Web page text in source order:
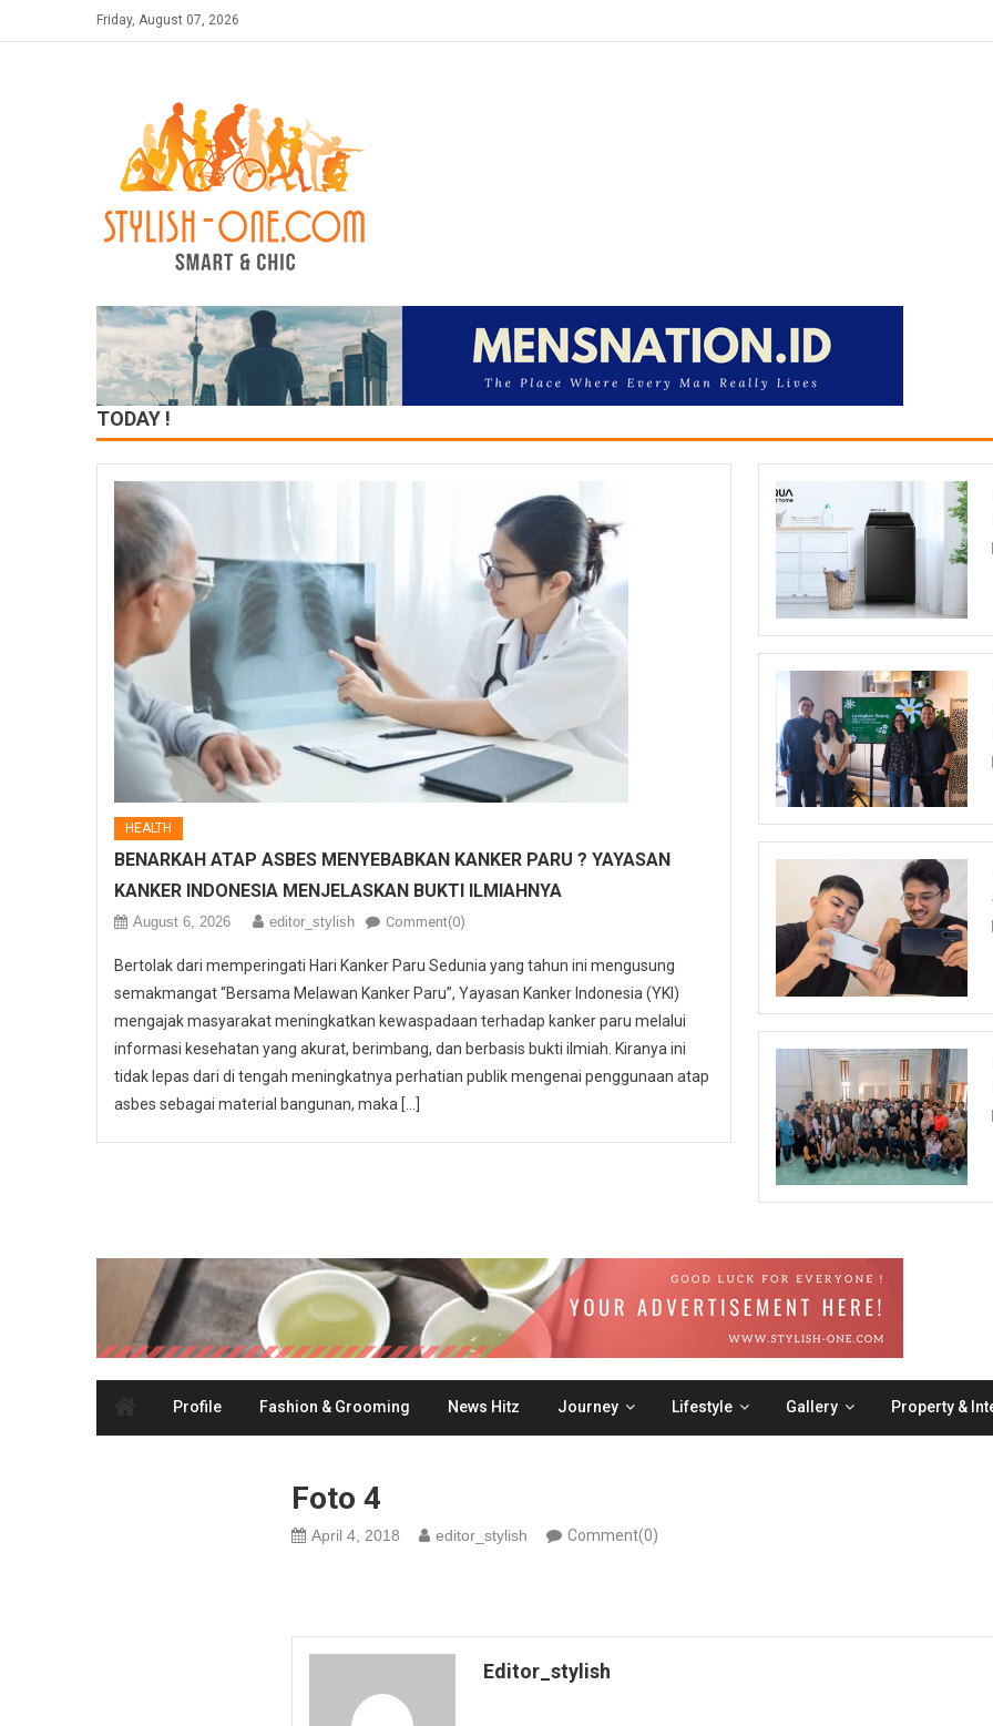
to
Friday, August 07, 2026
TODAY !
HEALTH
BENARKAH ATAP ASBES MENYEBABKAN KANKER PARU ? YAYASAN
KANKER INDONESIA MENJELASKAN BUKTI ILMIAHNYA
August 6, 2026 editor_stylish Comment(0)
Bertolak dari memperingati Hari Kanker Paru Sedunia yang tahun ini mengusung
semakmangat “Bersama Melawan Kanker Paru”, Yayasan Kanker Indonesia (YKI)
mengajak masyarakat meningkatkan kewaspadaan terhadap kanker paru melalui
informasi kesehatan yang akurat, berimbang, dan berbasis bukti ilmiah. Kiranya ini
tidak lepas dari di tengah meningkatnya perhatian publik mengenai penggunaan atap
asbes sebagai material bangunan, maka […]
Profile Fashion & Grooming News Hitz Journey Lifestyle Gallery Property &
Foto 4
April 4, 2018 editor_stylish Comment(0)
Editor_stylish